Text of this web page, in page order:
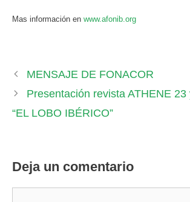
Mas información en www.afonib.org
MENSAJE DE FONACOR
Presentación revista ATHENE
“EL LOBO IBÉRICO”
Deja un comentario